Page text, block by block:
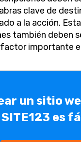
clave de
a la acción.
también deben
importante
un sitio
SITE123 es